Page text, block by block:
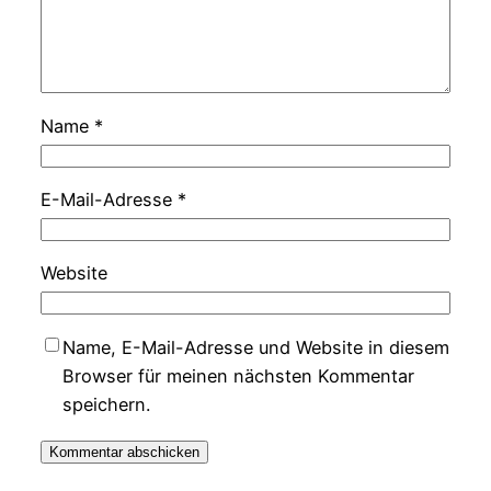
Name *
E-Mail-Adresse *
Website
Name, E-Mail-Adresse und Website in diesem
Browser für meinen nächsten Kommentar
speichern.